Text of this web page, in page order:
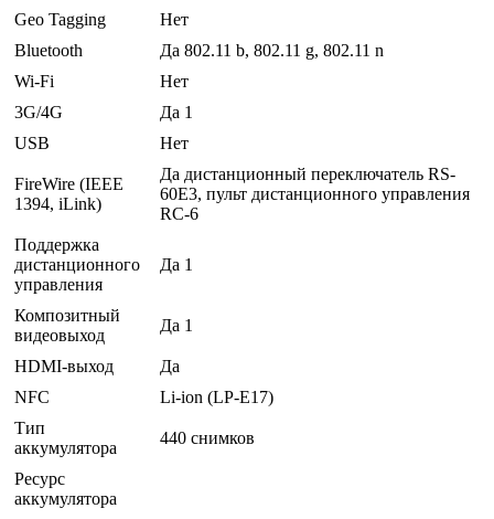
Geo Tagging
Нет
Bluetooth
Да 802.11 b, 802.11 g, 802.11 n
Wi-Fi
Нет
3G/4G
Да 1
USB
Нет
FireWire (IEEE
1394, iLink)
Да дистанционный переключатель RS-
60E3, пульт дистанционного управления
RC-6
Поддержка
дистанционного
управления
Да 1
Композитный
видеовыход
Да 1
HDMI-выход
Да
NFC
Li-ion (LP-E17)
Тип
аккумулятора
440 снимков
Ресурс
аккумулятора